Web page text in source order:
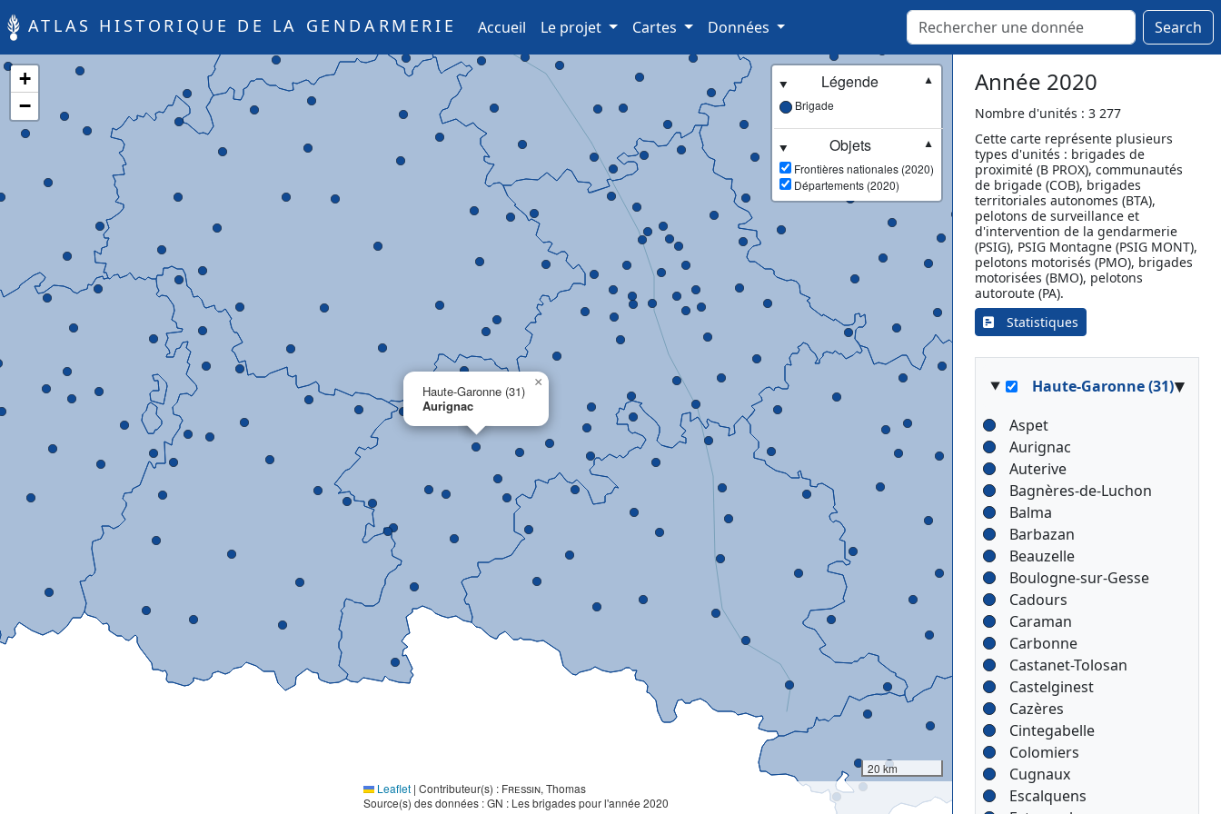
ATLAS HISTORIQUE DE LA GENDARMERIE Accueil (current)
Le projet Cartes Données Search
Haute-Garonne (31)
Aurignac
×
+
−
Légende
▼
Brigade
Objets
▼
Frontières nationales (2020)
Départements (2020)
20 km
Leaflet | Contributeur(s) : Fressin, Thomas
Source(s) des données : GN : Les brigades pour l'année 2020
Année 2020
Nombre d'unités : 3 277
Cette carte représente plusieurs
types d'unités : brigades de
proximité (B PROX), communautés
de brigade (COB), brigades
territoriales autonomes (BTA),
pelotons de surveillance et
d'intervention de la gendarmerie
(PSIG), PSIG Montagne (PSIG MONT),
pelotons motorisés (PMO), brigades
motorisées (BMO), pelotons
autoroute (PA).
Statistiques
Cervione
Corte
Ghisonaccia
L'Île-Rousse
Luri
Moltifao
Morosaglia
Penta-di-Casinca
Piedicorte-di-Gaggio
Piedicroce
Saint-Florent
Venaco
Ventiseri
Vezzani
Haute-Garonne (31)▾
Aspet
Aurignac
Auterive
Bagnères-de-Luchon
Balma
Barbazan
Beauzelle
Boulogne-sur-Gesse
Cadours
Caraman
Carbonne
Castanet-Tolosan
Castelginest
Cazères
Cintegabelle
Colomiers
Cugnaux
Escalquens